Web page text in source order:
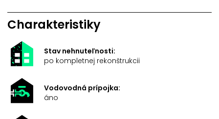
Charakteristiky
Stav nehnuteľnosti:
po kompletnej rekonštrukcii
Vodovodná prípojka:
áno